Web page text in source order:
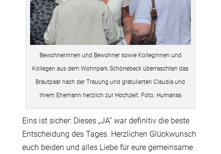
Bewohnerinnen und Bewohner sowie Kolleginnen und
Kollegen aus dem Wohnpark Schönebeck überraschten das
Brautpaar nach der Trauung und gratulierten Claudia und
ihrem Ehemann herzlich zur Hochzeit. Foto: Humanas
Eins ist sicher: Dieses „JA“ war definitiv die beste
Entscheidung des Tages. Herzlichen Glückwunsch
euch beiden und alles Liebe für eure gemeinsame